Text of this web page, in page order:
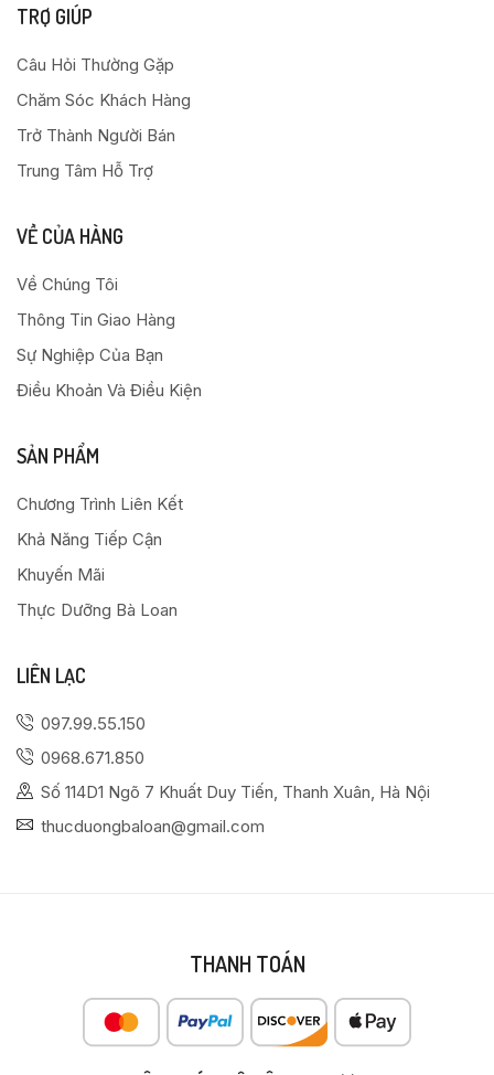
TRỢ GIÚP
Câu Hỏi Thường Gặp
Chăm Sóc Khách Hàng
Trở Thành Người Bán
Trung Tâm Hỗ Trợ
VỀ CỦA HÀNG
Về Chúng Tôi
Thông Tin Giao Hàng
Sự Nghiệp Của Bạn
Điều Khoản Và Điều Kiện
SẢN PHẨM
Chương Trình Liên Kết
Khả Năng Tiếp Cận
Khuyến Mãi
Thực Dưỡng Bà Loan
LIÊN LẠC
097.99.55.150
0968.671.850
Số 114D1 Ngõ 7 Khuất Duy Tiến, Thanh Xuân, Hà Nội
thucduongbaloan@gmail.com
THANH TOÁN